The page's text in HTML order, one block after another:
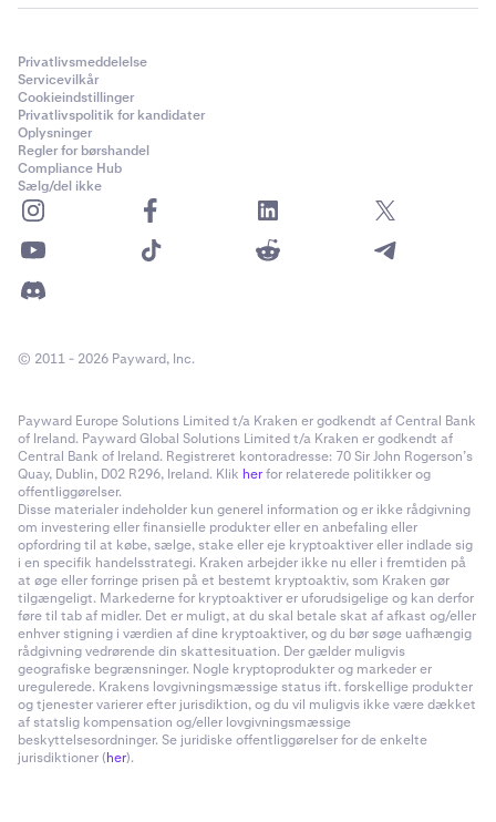
Privatlivsmeddelelse
Servicevilkår
Cookieindstillinger
Privatlivspolitik for kandidater
Oplysninger
Regler for børshandel
Compliance Hub
Sælg/del ikke
© 2011 - 2026 Payward, Inc.
Payward Europe Solutions Limited t/a Kraken er godkendt af Central Bank
of Ireland. Payward Global Solutions Limited t/a Kraken er godkendt af
Central Bank of Ireland. Registreret kontoradresse: 70 Sir John Rogerson’s
Quay, Dublin, D02 R296, Ireland. Klik herfor relaterede politikker og
offentliggørelser.
Disse materialer indeholder kun generel information og er ikke rådgivning
om investering eller finansielle produkter eller en anbefaling eller
opfordring til at købe, sælge, stake eller eje kryptoaktiver eller indlade sig
i en specifik handelsstrategi. Kraken arbejder ikke nu eller i fremtiden på
at øge eller forringe prisen på et bestemt kryptoaktiv, som Kraken gør
tilgængeligt. Markederne for kryptoaktiver er uforudsigelige og kan derfor
føre til tab af midler. Det er muligt, at du skal betale skat af afkast og/eller
enhver stigning i værdien af dine kryptoaktiver, og du bør søge uafhængig
rådgivning vedrørende din skattesituation. Der gælder muligvis
geografiske begrænsninger. Nogle kryptoprodukter og markeder er
uregulerede. Krakens lovgivningsmæssige status ift. forskellige produkter
og tjenester varierer efter jurisdiktion, og du vil muligvis ikke være dækket
af statslig kompensation og/eller lovgivningsmæssige
beskyttelsesordninger. Se juridiske offentliggørelser for de enkelte
jurisdiktioner (her).